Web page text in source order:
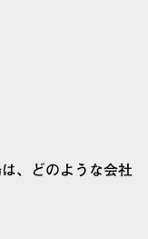
、どのような会社